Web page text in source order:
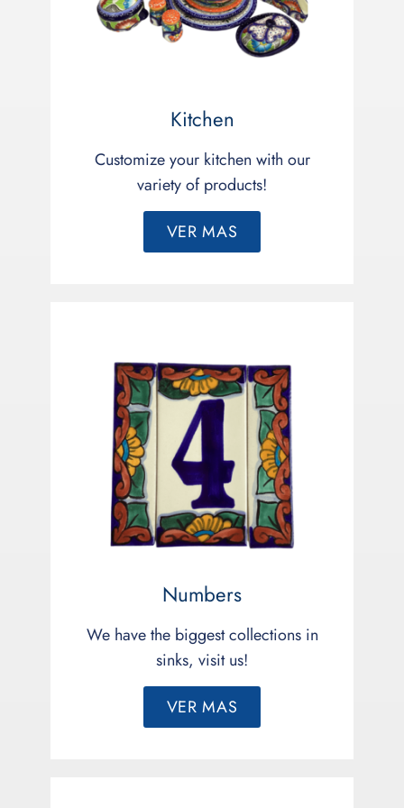
Kitchen
Customize your kitchen with our
variety of products!
VER MAS
Numbers
We have the biggest collections in
sinks, visit us!
VER MAS